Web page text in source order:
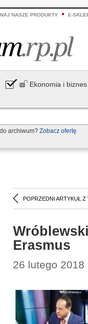
NASZE PRODUKTY E-
Ekonomia i biznes
archiwum? Zobacz ofertę
POPRZEDNI ARTYKUŁ Z
Erasmus
26 lutego 2018